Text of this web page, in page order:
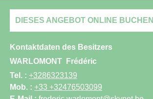
DIESES ANGEBOT ONLINE BUCHEN
Kontaktdaten des Besitzers
WARLOMONT
Frédéric
Tel. : +3286323139
Mob. : +33 +32476503099